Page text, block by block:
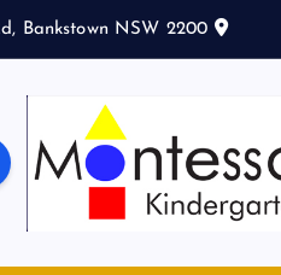
Bankstown NSW 2200